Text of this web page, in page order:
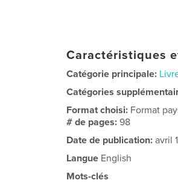
Caractéristiques
Catégorie principale:
Catégories
Format choisi: Format
# de pages:98
Date de publication: avril
Langue English
Mots-clés